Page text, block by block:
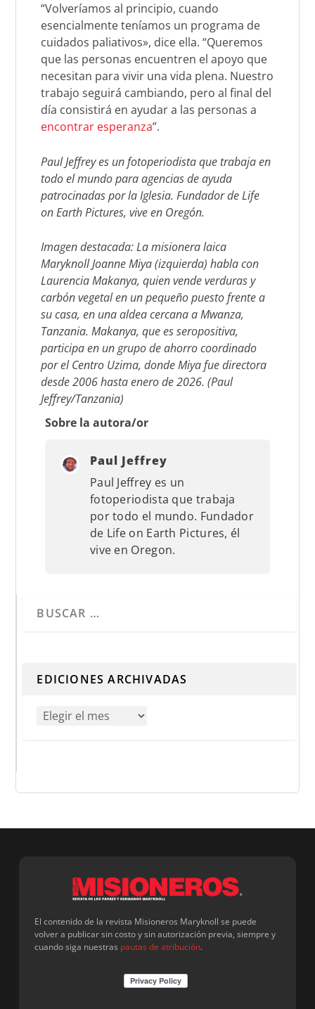
“Volveríamos al principio, cuando
esencialmente teníamos un programa de
cuidados paliativos», dice ella. “Queremos
que las personas encuentren el apoyo que
necesitan para vivir una vida plena. Nuestro
trabajo seguirá cambiando, pero al final del
día consistirá en ayudar a las personas a
encontrar esperanza”.
Paul Jeffrey es un fotoperiodista que trabaja en
todo el mundo para agencias de ayuda
patrocinadas por la Iglesia. Fundador de Life
on Earth Pictures, vive en Oregón.
Imagen destacada: La misionera laica
Maryknoll Joanne Miya (izquierda) habla con
Laurencia Makanya, quien vende verduras y
carbón vegetal en un pequeño puesto frente a
su casa, en una aldea cercana a Mwanza,
Tanzania. Makanya, que es seropositiva,
participa en un grupo de ahorro coordinado
por el Centro Uzima, donde Miya fue directora
desde 2006 hasta enero de 2026. (Paul
Jeffrey/Tanzania)
Sobre la autora/or
Paul Jeffrey
Paul Jeffrey es un
fotoperiodista que trabaja
por todo el mundo. Fundador
de Life on Earth Pictures, él
vive en Oregon.
EDICIONES ARCHIVADAS
El contenido de la revista Misioneros Maryknoll se puede
volver a publicar sin costo y sin autorización previa, siempre y
cuando siga nuestras pautas de atribución.